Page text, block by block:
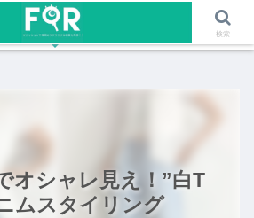
福岡のワクワクする情報を発信！！
オシャレ見え！”白T
ムスタイリング
検索